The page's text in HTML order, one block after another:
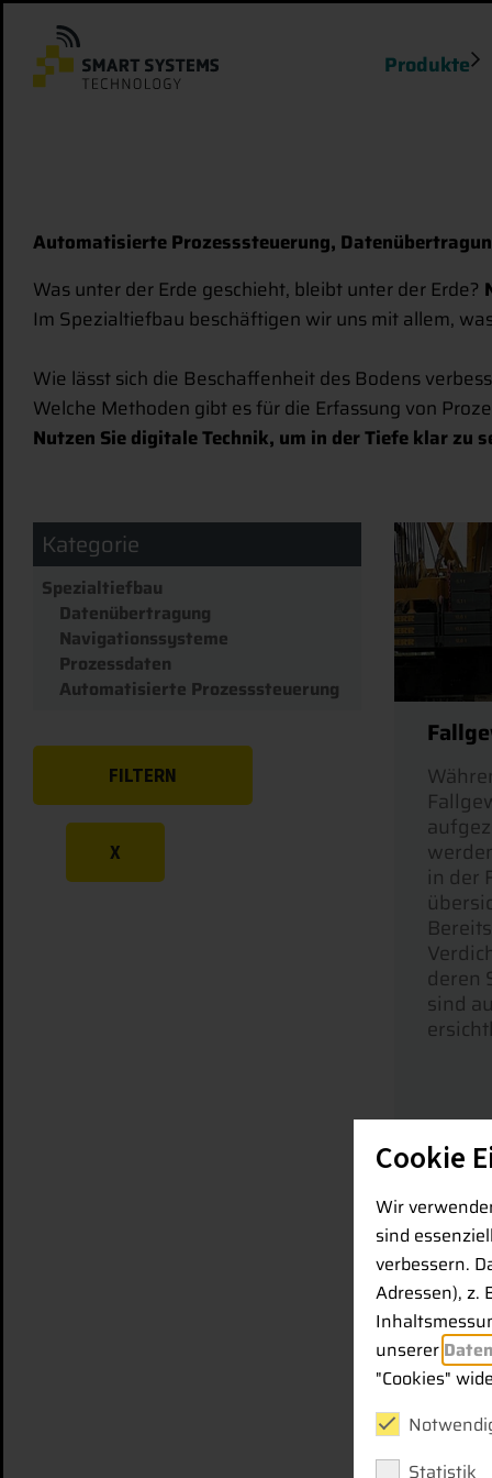
Produkte
Automatisierte Prozesssteuerung,
Was unter der Erde geschieht, bleibt unter der Erde?
Im Spezialtiefbau beschäftigen wir uns mit allem,
Wie lässt sich die Beschaffenheit des Bodens
Welche Methoden gibt es für die Erfassung von
Nutzen Sie digitale Technik, um in der Tiefe klar zu
Kategorie
Spezialtiefbau
Datenübertragung
Navigationssysteme
Prozessdaten
Automatisierte Prozesssteuerung
FILTERN
X
in der
deren
sind
Cookie
Wir
sind
verbessern.
Adressen), z.
unserer
"Cookies"
Statistik